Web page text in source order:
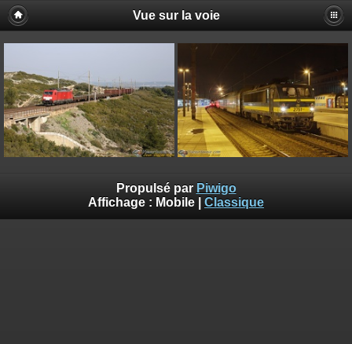
Vue sur la voie
Propulsé par Piwigo
Affichage : Mobile Classique